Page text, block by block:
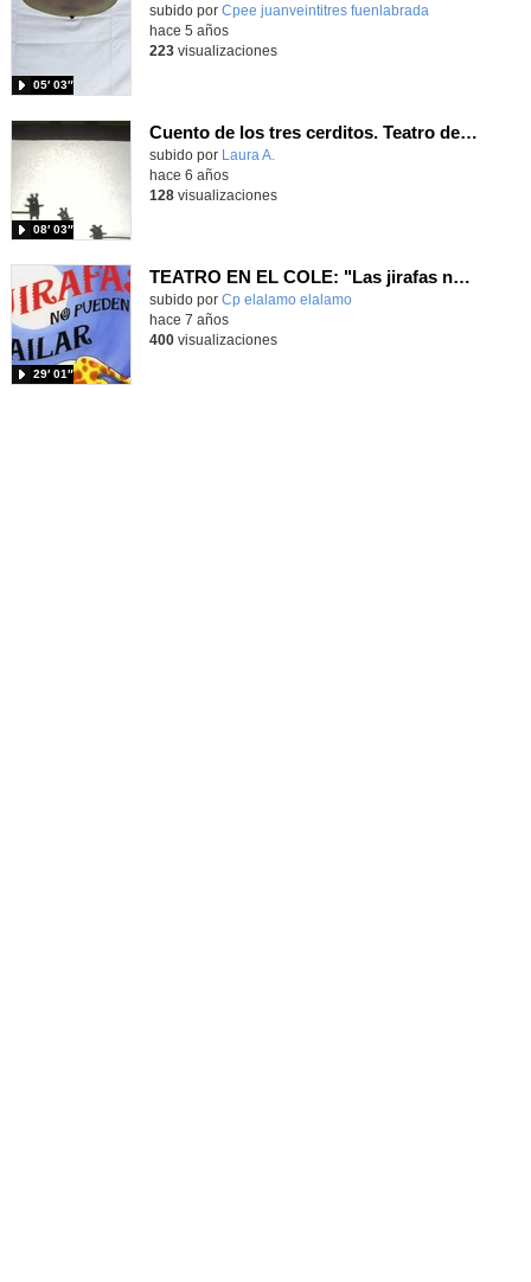
Contenido educativo.
subido por Cpee juanveintitres fuenlabrada
05′ 03″
hace 5 años
223visualizaciones
Cuento de los tres cerditos. Teatro de sombras
subido por Laura A.
08′ 03″
hace 6 años
128visualizaciones
TEATRO EN EL COLE: "Las jirafas no pueden bailar"
subido por Cp elalamo elalamo
29′ 01″
-
hace 7 años
400visualizaciones